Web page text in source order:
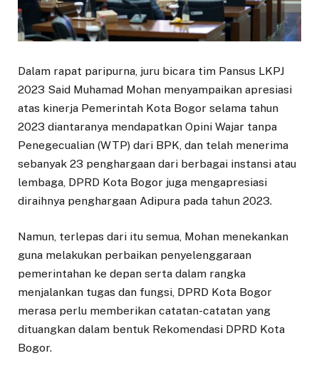
Dalam rapat paripurna, juru bicara tim Pansus LKPJ
2023 Said Muhamad Mohan menyampaikan apresiasi
atas kinerja Pemerintah Kota Bogor selama tahun
2023 diantaranya mendapatkan Opini Wajar tanpa
Penegecualian (WTP) dari BPK, dan telah menerima
sebanyak 23 penghargaan dari berbagai instansi atau
lembaga, DPRD Kota Bogor juga mengapresiasi
diraihnya penghargaan Adipura pada tahun 2023.
Namun, terlepas dari itu semua, Mohan menekankan
guna melakukan perbaikan penyelenggaraan
pemerintahan ke depan serta dalam rangka
menjalankan tugas dan fungsi, DPRD Kota Bogor
merasa perlu memberikan catatan-catatan yang
dituangkan dalam bentuk Rekomendasi DPRD Kota
Bogor.